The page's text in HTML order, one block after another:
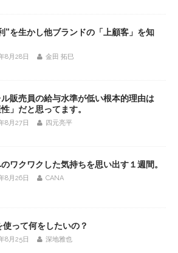
”を生かし他ブランドの「上顧客」を知
8月28日 金田 拓巳
販売員の給与水準が低い根本的理由は
性」だと思ってます。
8月27日 四元亮平
ワクワクした気持ちを思い出す１週間。
8月26日 CANA
って何をしたいの？
8月25日 深地雅也